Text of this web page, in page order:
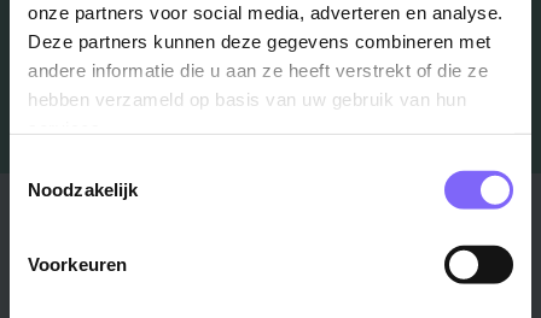
onze partners voor social media, adverteren en analyse.
Deze partners kunnen deze gegevens combineren met
andere informatie die u aan ze heeft verstrekt of die ze
hebben verzameld op basis van uw gebruik van hun
Noodzakelijk
Voorkeuren
Maastricht ›